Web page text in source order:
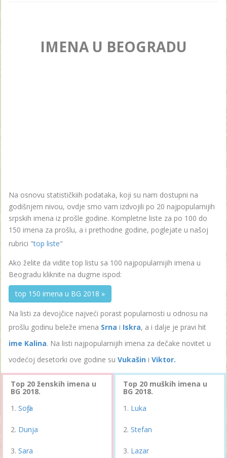
IMENA U BEOGRADU
Na osnovu statističkiih podataka, koji su nam dostupni na
godišnjem nivou, ovdje smo vam izdvojili po 20 najpopularnijih
srpskih imena iz prošle godine. Kompletne liste za po 100 do
150 imena za prošlu, a i prethodne godine, poglejate u našoj
rubrici "top liste"
Ako želite da vidite top listu sa 100 najpopularnijih imena u
Beogradu kliknite na dugme ispod:
top 150 imena u BG 2018 »
Na listi za devojčice najveći porast popularnosti u odnosu na
prošlu godinu beleže imena Srna i Iskra, a i dalje je pravi hit
ime Kalina. Na listi najpopularnijih imena za dečake novitet u
vodećoj desetorki ove godine su Vukašin i Viktor.
Top 20 ženskih imena u
BG 2018.
Sofija
Dunja
Sara
Top 20 muških imena u
BG 2018.
Luka
Stefan
Lazar